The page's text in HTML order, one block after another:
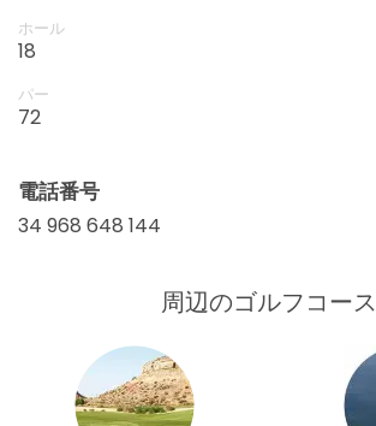
ホール
18
パー
72
電話番号
34 968 648 144
周辺のゴルフコース